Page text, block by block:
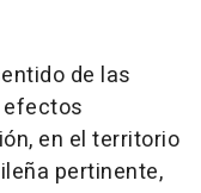
de las
efectos
en el territorio
pertinente,